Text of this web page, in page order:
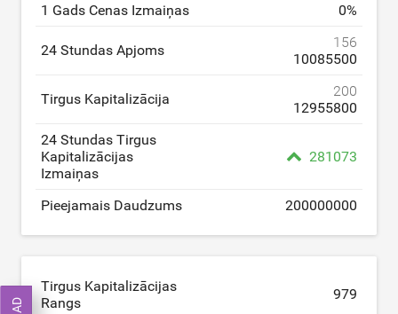
1 Gads Cenas Izmaiņas 0%
24 Stundas Apjoms
156
10085500
Tirgus Kapitalizācija
200
12955800
24 Stundas Tirgus
Kapitalizācijas
Izmaiņas
281073
Pieejamais Daudzums 200000000
Tirgus Kapitalizācijas
Rangs
979